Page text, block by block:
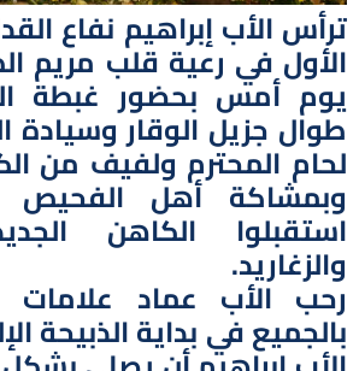
ترأس الأب إبراهيم نفاع
الأول في رعية قلب مريم
يوم أمس بحضور غبطة
طوال جزيل الوقار وسيادة
لحام المحترم ولفيف من
وبمشاكة أهل الفحيص
استقبلوا الكاهن
والزغاريد.
رحب الأب عماد علامات
بالجميع في بداية الذبيحة